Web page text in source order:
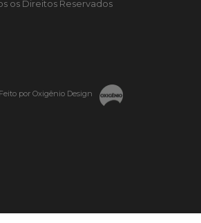
os Direitos Reservados
Feito por Oxigênio Design